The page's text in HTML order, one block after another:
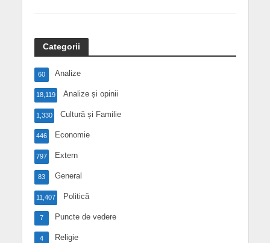
Categorii
Analize
60
Analize și opinii
18,119
Cultură și Familie
1,330
Economie
446
Extern
797
General
83
Politică
11,407
Puncte de vedere
7
Religie
4